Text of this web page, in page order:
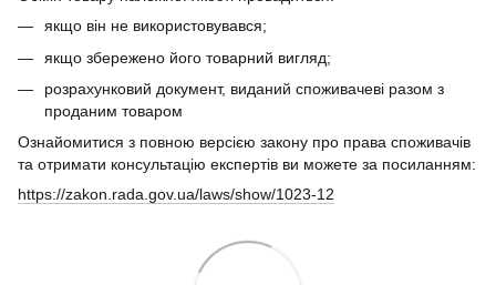
якщо він не використовувався;
якщо збережено його товарний вигляд;
розрахунковий документ, виданий споживачеві разом з
проданим товаром
Ознайомитися з повною версією закону про права споживачів
та отримати консультацію експертів ви можете за посиланням:
https://zakon.rada.gov.ua/laws/show/1023-12